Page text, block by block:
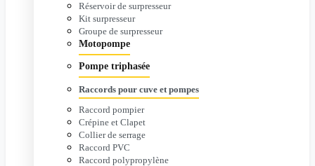
Réservoir de surpresseur
Kit surpresseur
Groupe de surpresseur
Motopompe
Pompe triphasée
Raccords pour cuve et pompes
Raccord pompier
Crépine et Clapet
Collier de serrage
Raccord PVC
Raccord polypropylène